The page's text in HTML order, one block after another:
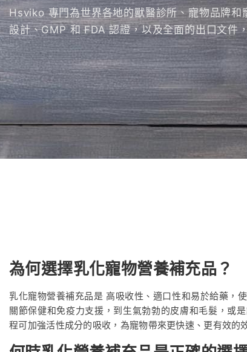
Hsviko 專門為世界各地的獸醫診所、寵物品牌
設計、GMP 和 FDA 認證，以及全面的出口文件
為何選擇乳化寵物營養補充品？
乳化寵物營養補充品是 高吸收性、適口性和易於給藥 ，
關節保健和免疫力支援，到生氣勃勃的皮膚和毛髮，或
程可加強活性成分的吸收，為寵物帶來更快速、更有效的